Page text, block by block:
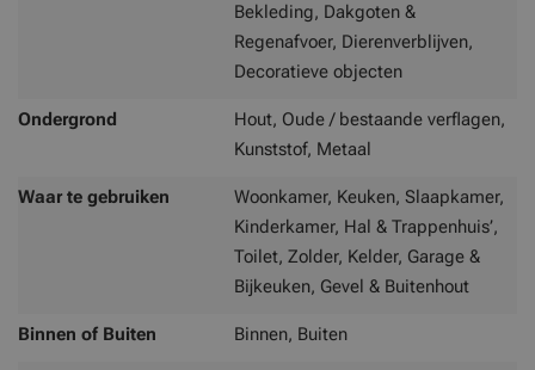
Bekleding, Dakgoten &
Regenafvoer, Dierenverblijven,
Decoratieve objecten
Ondergrond
Hout, Oude / bestaande verflagen,
Kunststof, Metaal
Waar te gebruiken
Woonkamer, Keuken, Slaapkamer,
Kinderkamer, Hal & Trappenhuis’,
Toilet, Zolder, Kelder, Garage &
Bijkeuken, Gevel & Buitenhout
Binnen of Buiten Binnen, Buiten